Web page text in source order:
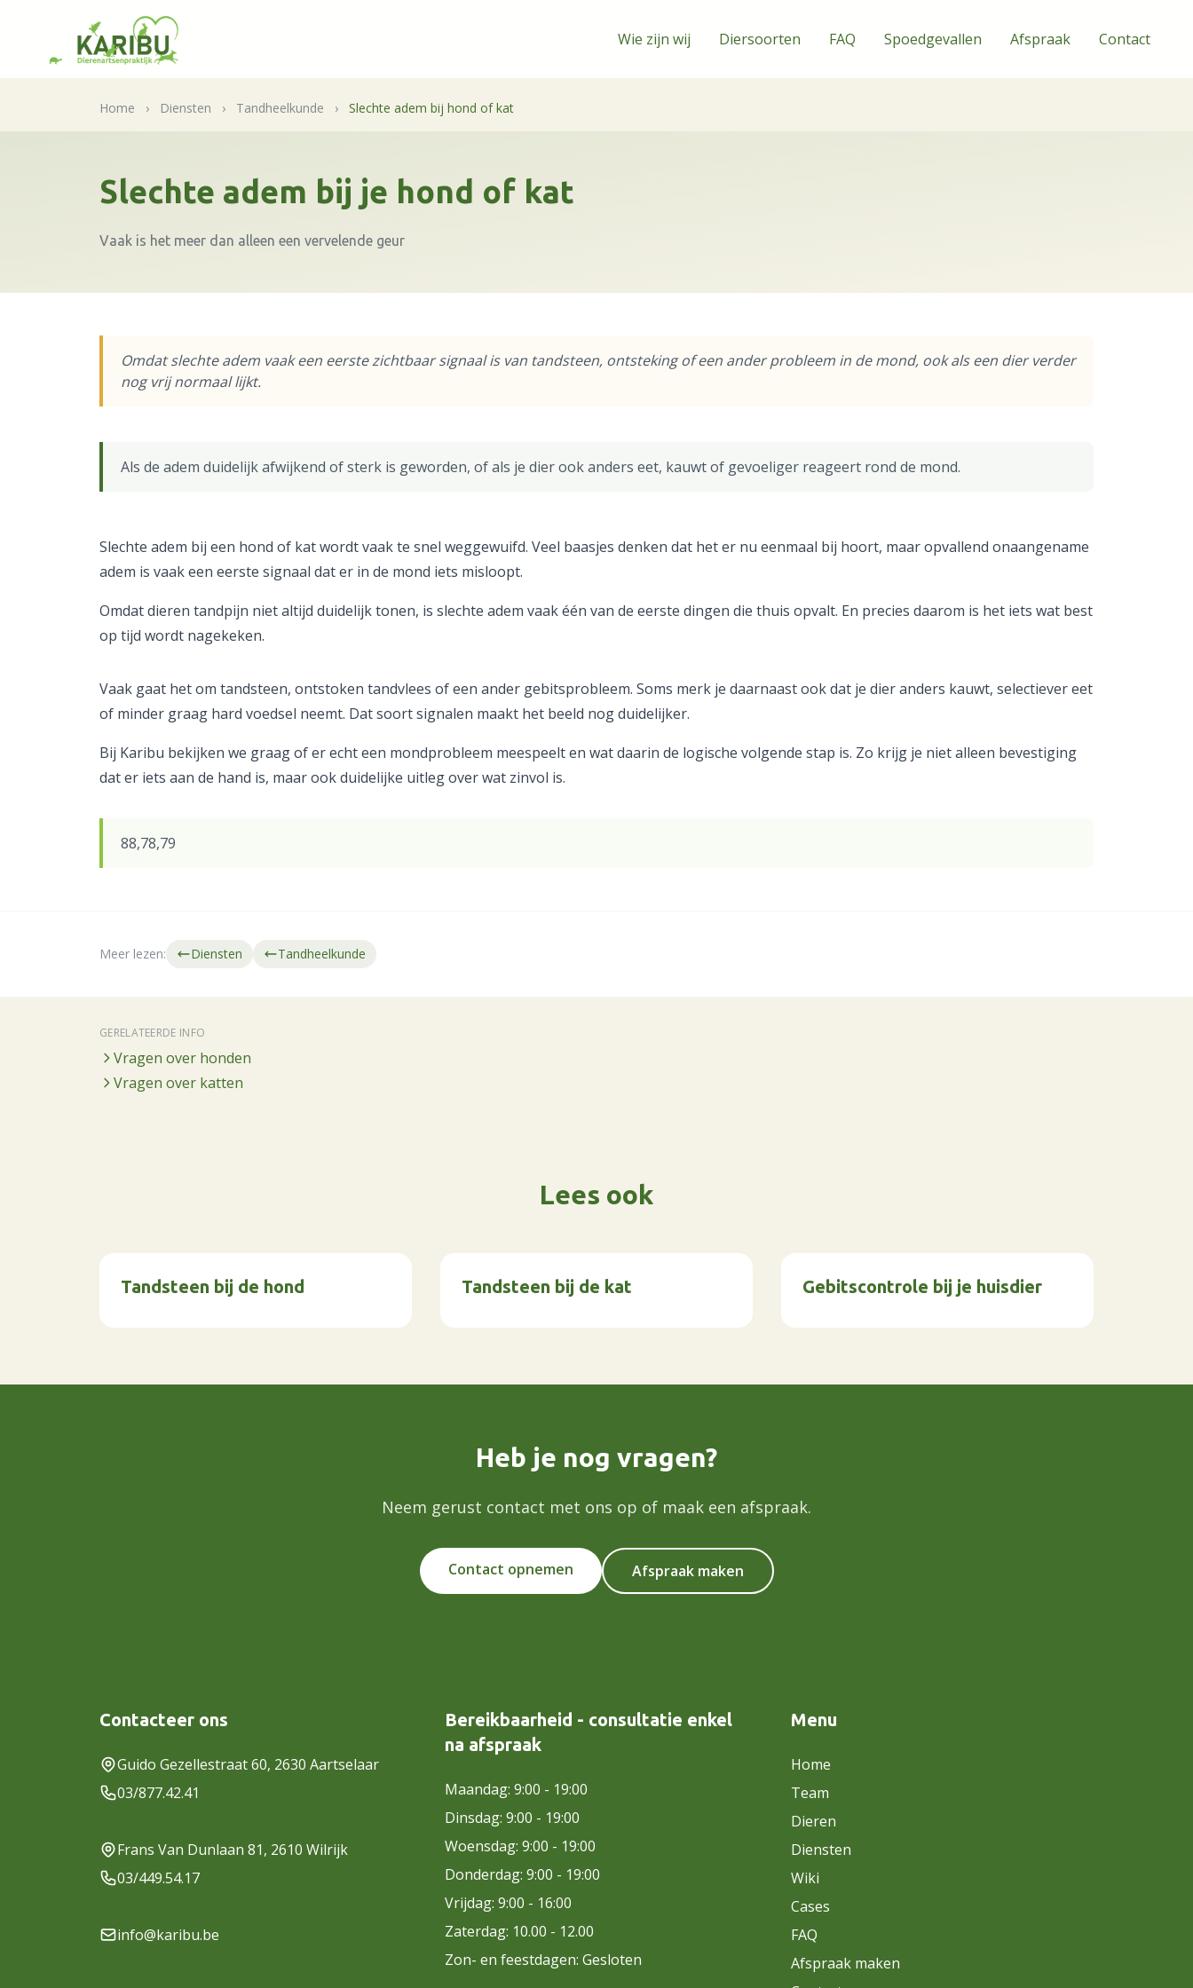
Wie zijn wij Diersoorten FAQ Spoedgevallen Afspraak Contact
Home › Diensten › Tandheelkunde › Slechte adem bij hond of kat
Slechte adem bij je hond of kat
Vaak is het meer dan alleen een vervelende geur
Omdat slechte adem vaak een eerste zichtbaar signaal is van tandsteen, ontsteking of een ander probleem in de mond, ook als een dier verder
nog vrij normaal lijkt.
Als de adem duidelijk afwijkend of sterk is geworden, of als je dier ook anders eet, kauwt of gevoeliger reageert rond de mond.
Slechte adem bij een hond of kat wordt vaak te snel weggewuifd. Veel baasjes denken dat het er nu eenmaal bij hoort, maar opvallend onaangename
adem is vaak een eerste signaal dat er in de mond iets misloopt.
Omdat dieren tandpijn niet altijd duidelijk tonen, is slechte adem vaak één van de eerste dingen die thuis opvalt. En precies daarom is het iets wat best
op tijd wordt nagekeken.
Vaak gaat het om tandsteen, ontstoken tandvlees of een ander gebitsprobleem. Soms merk je daarnaast ook dat je dier anders kauwt, selectiever eet
of minder graag hard voedsel neemt. Dat soort signalen maakt het beeld nog duidelijker.
Bij Karibu bekijken we graag of er echt een mondprobleem meespeelt en wat daarin de logische volgende stap is. Zo krijg je niet alleen bevestiging
dat er iets aan de hand is, maar ook duidelijke uitleg over wat zinvol is.
88,78,79
Meer lezen: Diensten Tandheelkunde
GERELATEERDE INFO
Vragen over honden
Vragen over katten
Lees ook
Tandsteen bij de hond Tandsteen bij de kat Gebitscontrole bij je huisdier
Heb je nog vragen?
Neem gerust contact met ons op of maak een afspraak.
Contact opnemen Afspraak maken
Contacteer ons
Guido Gezellestraat 60, 2630 Aartselaar
03/877.42.41
Frans Van Dunlaan 81, 2610 Wilrijk
03/449.54.17
info@karibu.be
Bereikbaarheid - consultatie enkel
na afspraak
Maandag: 9:00 - 19:00
Dinsdag: 9:00 - 19:00
Woensdag: 9:00 - 19:00
Donderdag: 9:00 - 19:00
Vrijdag: 9:00 - 16:00
Zaterdag: 10.00 - 12.00
Zon- en feestdagen: Gesloten
Menu
Home
Team
Dieren
Diensten
Wiki
Cases
FAQ
Afspraak maken